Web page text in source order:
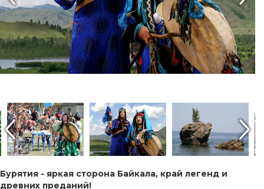
Бурятия - яркая сторона Байкала, край легенд и
древних преданий!